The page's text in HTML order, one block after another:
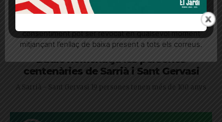
Batlle homenatja les persones
centenàries de Sarrià i Sant Gervasi
A Sarrià - Sant Gervasi 19 persones tenen més de 100 anys
seu consentiment explícit per rebre comunicacions
consentiment pot ser revocat en qualsevol moment
mitjançant l’enllaç de baixa present a tots els correus.